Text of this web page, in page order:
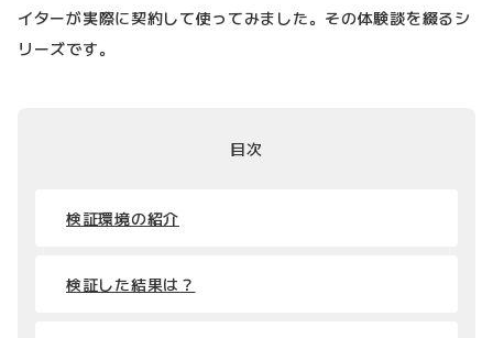
イターが実際に契約して使ってみました。その体験談を綴るシ
リーズです。
目次
検証環境の紹介
検証した結果は？